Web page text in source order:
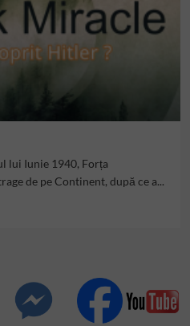
lui Iunie 1940, Forța
de pe Continent, după ce a...